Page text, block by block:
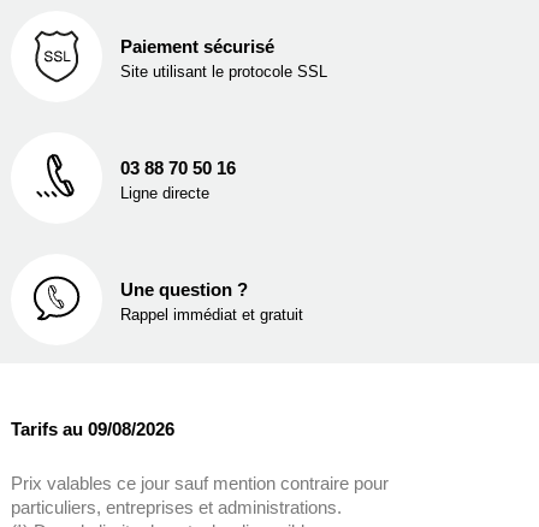
Paiement sécurisé
Site utilisant le protocole SSL
03 88 70 50 16
Ligne directe
Une question ?
Rappel immédiat et gratuit
Tarifs au 09/08/2026
Prix valables ce jour sauf mention contraire pour
particuliers, entreprises et administrations.